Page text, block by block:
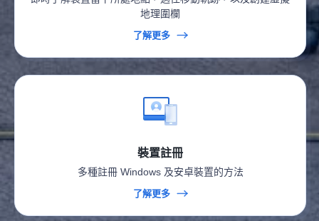
地理圍欄
了解更多
裝置註冊
多種註冊 Windows 及安卓裝置的方法
了解更多